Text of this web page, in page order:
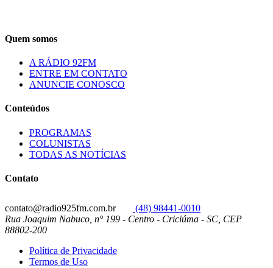
Quem somos
A RÁDIO 92FM
ENTRE EM CONTATO
ANUNCIE CONOSCO
Conteúdos
PROGRAMAS
COLUNISTAS
TODAS AS NOTÍCIAS
Contato
contato@radio925fm.com.br
(48) 98441-0010
Rua Joaquim Nabuco, n° 199 - Centro - Criciúma - SC, CEP
88802-200
Política de Privacidade
Termos de Uso